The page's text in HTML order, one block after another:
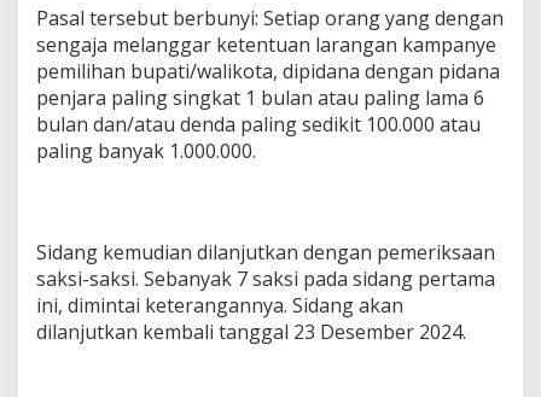
Pasal tersebut berbunyi: Setiap orang yang dengan
sengaja melanggar ketentuan larangan kampanye
pemilihan bupati/walikota, dipidana dengan pidana
penjara paling singkat 1 bulan atau paling lama 6
bulan dan/atau denda paling sedikit 100.000 atau
paling banyak 1.000.000.
Sidang kemudian dilanjutkan dengan pemeriksaan
saksi-saksi. Sebanyak 7 saksi pada sidang pertama
ini, dimintai keterangannya. Sidang akan
dilanjutkan kembali tanggal 23 Desember 2024.